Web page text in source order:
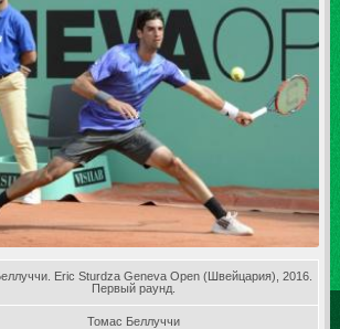
Eric Sturdza Geneva Open (Швейцария), 2016.
Первый раунд.
Томас Беллуччи